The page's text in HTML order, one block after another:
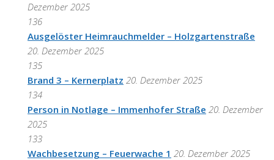
Dezember 2025
136
Ausgelöster Heimrauchmelder – Holzgartenstraße
20. Dezember 2025
135
Brand 3 – Kernerplatz 20. Dezember 2025
134
Person in Notlage – Immenhofer Straße 20. Dezember
2025
133
Wachbesetzung – Feuerwache 1 20. Dezember 2025